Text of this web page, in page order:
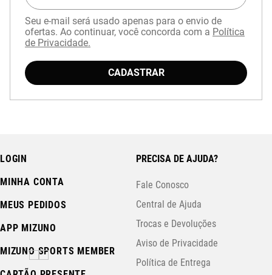
Seu e-mail será usado apenas para o envio de
ofertas. Ao continuar, você concorda com a Política
de Privacidade.
CADASTRAR
LOGIN
MINHA CONTA
MEUS PEDIDOS
APP MIZUNO
MIZUNO SPORTS MEMBER
PRECISA DE AJUDA?
Fale Conosco
Central de Ajuda
Trocas e Devoluções
Aviso de Privacidade
Política de Entrega